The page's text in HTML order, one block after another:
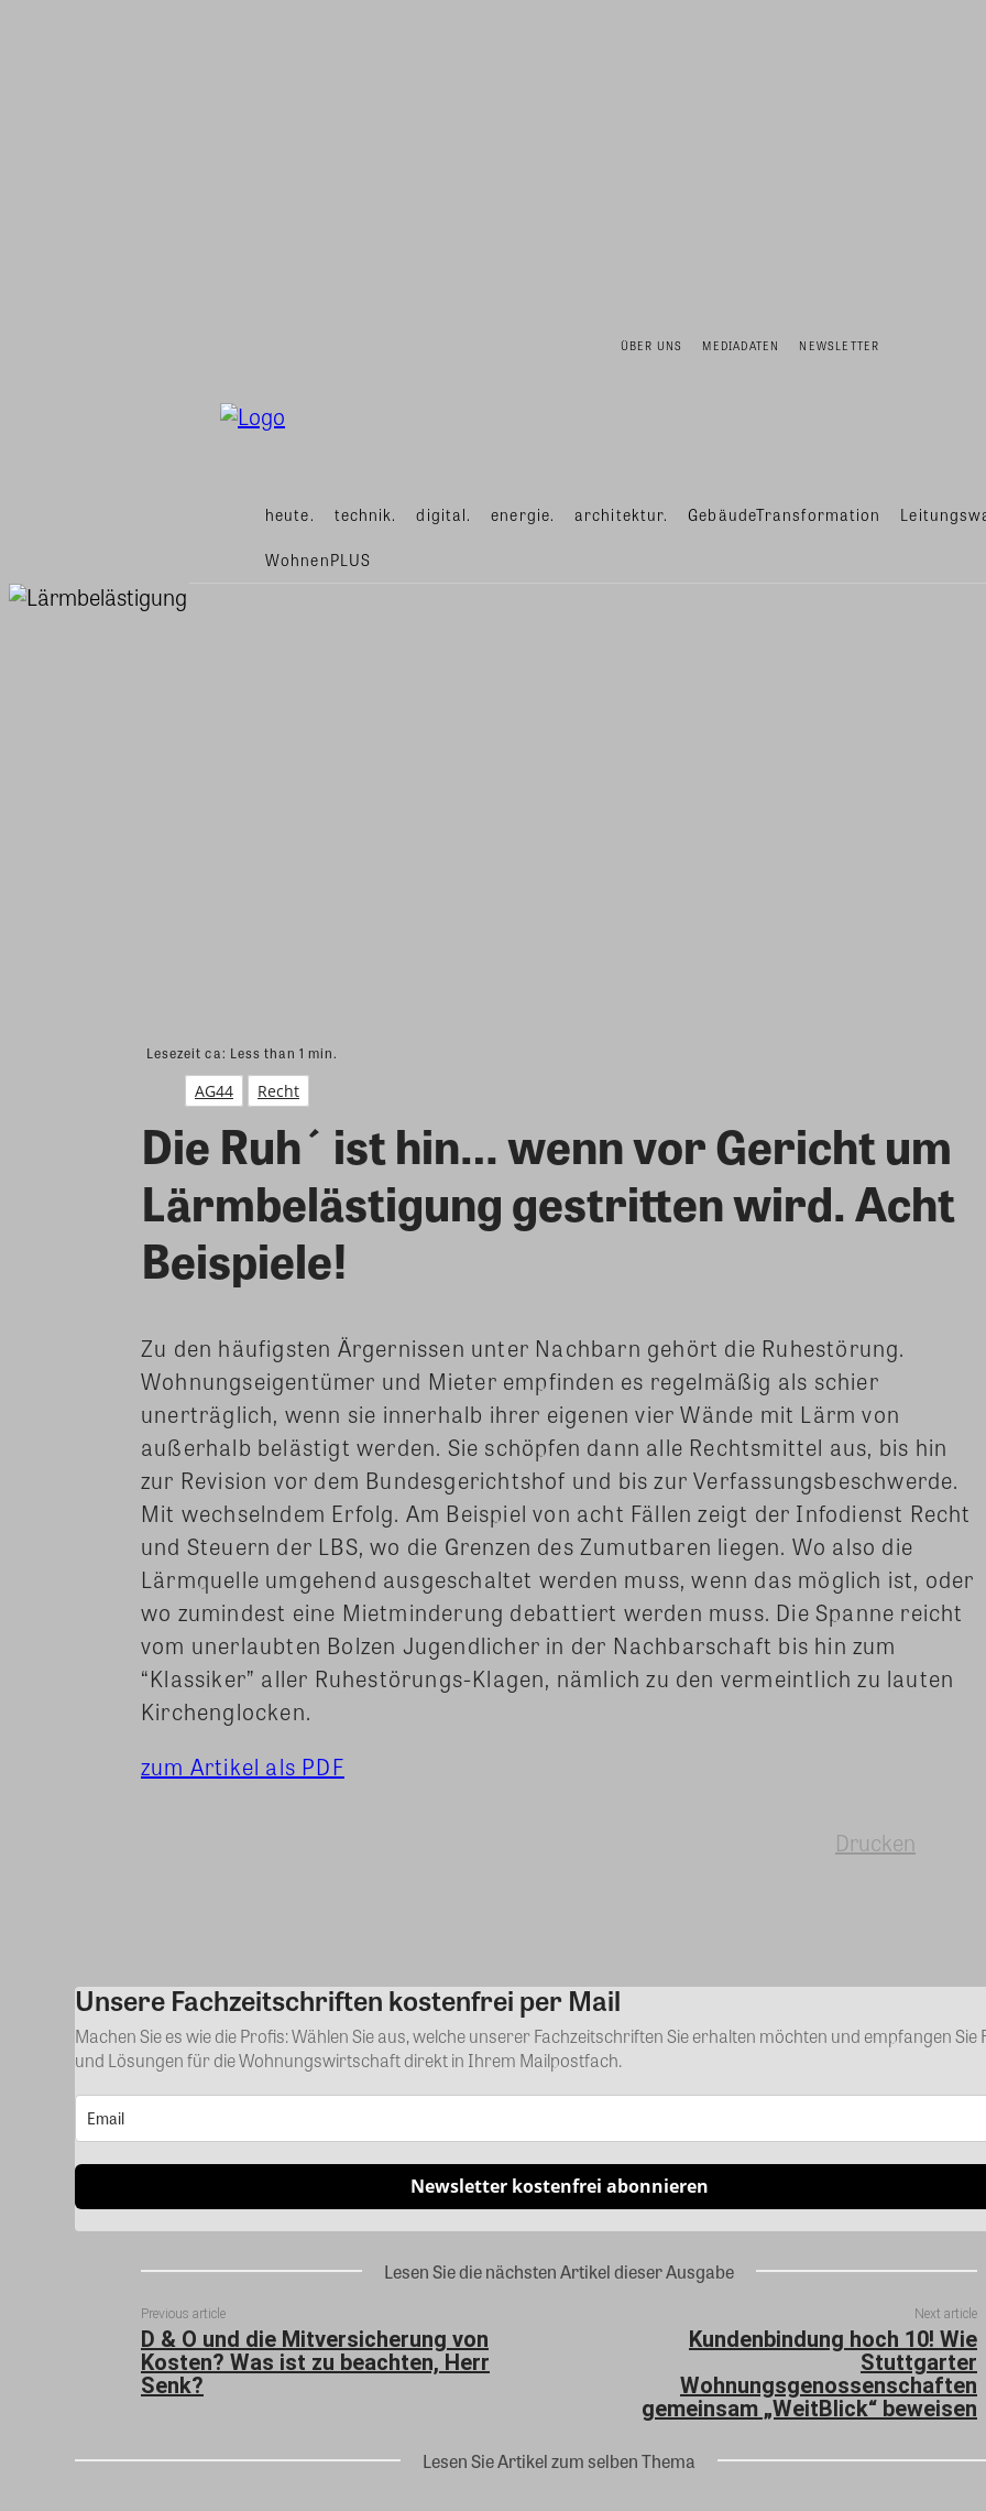
ÜBER UNS MEDIADATEN NEWSLETTER
heute. technik. digital. energie. architektur. GebäudeTransformation
WohnenPLUS
Lesezeit ca: Less than 1 min.
AG44 Recht
Die Ruh´ ist hin… wenn vor Gericht um
Lärmbelästigung gestritten wird. Acht
Beispiele!
Zu den häufigsten Ärgernissen unter Nachbarn gehört die Ruhestörung.
Wohnungseigentümer und Mieter empfinden es regelmäßig als schier
unerträglich, wenn sie innerhalb ihrer eigenen vier Wände mit Lärm von
außerhalb belästigt werden. Sie schöpfen dann alle Rechtsmittel aus, bis hin
zur Revision vor dem Bundesgerichtshof und bis zur Verfassungsbeschwerde.
Mit wechselndem Erfolg. Am Beispiel von acht Fällen zeigt der Infodienst Recht
und Steuern der LBS, wo die Grenzen des Zumutbaren liegen. Wo also die
Lärmquelle umgehend ausgeschaltet werden muss, wenn das möglich ist, oder
wo zumindest eine Mietminderung debattiert werden muss. Die Spanne reicht
vom unerlaubten Bolzen Jugendlicher in der Nachbarschaft bis hin zum
“Klassiker” aller Ruhestörungs-Klagen, nämlich zu den vermeintlich zu lauten
Kirchenglocken.
zum Artikel als PDF
Drucken
Kommentar
Unsere Fachzeitschriften kostenfrei per Mail
Machen Sie es wie die Profis: Wählen Sie aus, welche unserer Fachzeitschriften Sie erhalten möchten und empfangen Sie
und Lösungen für die Wohnungswirtschaft direkt in Ihrem Mailpostfach.
Newsletter kostenfrei abonnieren
Lesen Sie die nächsten Artikel dieser Ausgabe
Previous article
D & O und die Mitversicherung von
Kosten? Was ist zu beachten, Herr
Senk?
Next article
Kundenbindung hoch 10! Wie
Stuttgarter
Wohnungsgenossenschaften
gemeinsam „WeitBlick“ beweisen
Lesen Sie Artikel zum selben Thema